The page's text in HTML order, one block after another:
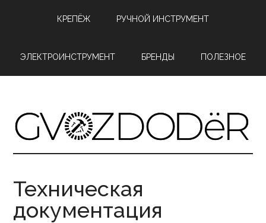
sidebar
КРЕПЁЖ РУЧНОЙ ИНСТРУМЕНТ
ЭЛЕКТРОИНСТРУМЕНТ БРЕНДЫ ПОЛЕЗНОЕ
Техническая
документация